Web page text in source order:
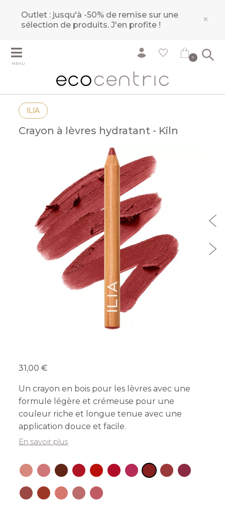
Outlet : jusqu'à -50% de remise sur une
sélection de produits.J'en profite ! ×
MENU
0
ILIA
Crayon à lèvres hydratant - Kiln
31,00
Un crayon en bois pour les lèvres avec une
formule légère et crémeuse pour une
couleur riche et longue tenue avec une
application douce et facile.
En savoir plus